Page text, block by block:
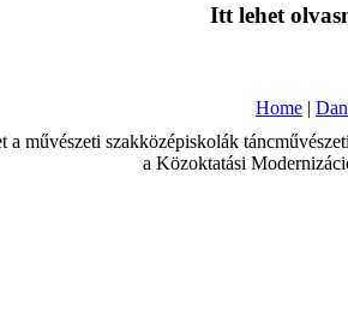
Itt lehet
Home |
a művészeti szakközépiskolák
a Közoktatási